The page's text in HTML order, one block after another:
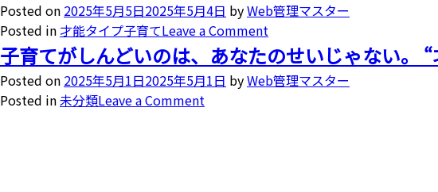
Posted on 2025年5月5日2025年5月4日 byWeb管理マスター
Posted in才能タイプ子育てLeave a Comment
子育てがしんどいのは、あなたのせいじゃない。
Posted on 2025年5月1日2025年5月1日 byWeb管理マスター
Posted in未分類Leave a Comment